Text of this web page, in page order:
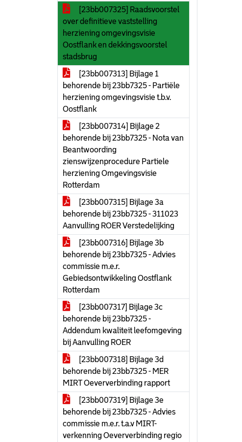
[23bb007325] Raadsvoorstel
over definitieve vaststelling
herziening omgevingsvisie
Oostflank en dekkingsvoorstel
stadsbrug
[23bb007313] Bijlage 1
behorende bij 23bb7325 - Partiële
herziening omgevingsvisie t.b.v.
Oostflank
[23bb007314] Bijlage 2
behorende bij 23bb7325 - Nota van
Beantwoording
zienswijzenprocedure Partiele
herziening Omgevingsvisie
Rotterdam
[23bb007315] Bijlage 3a
behorende bij 23bb7325 - 311023
Aanvulling ROER Verstedelijking
[23bb007316] Bijlage 3b
behorende bij 23bb7325 - Advies
commissie m.e.r.
Gebiedsontwikkeling Oostflank
Rotterdam
[23bb007317] Bijlage 3c
behorende bij 23bb7325 -
Addendum kwaliteit leefomgeving
bij Aanvulling ROER
[23bb007318] Bijlage 3d
behorende bij 23bb7325 - MER
MIRT Oeververbinding rapport
[23bb007319] Bijlage 3e
behorende bij 23bb7325 - Advies
commissie m.e.r. t.a.v MIRT-
verkenning Oeververbinding regio